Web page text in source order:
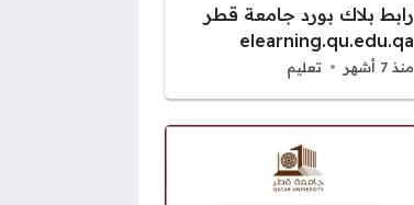
رابط بلاك بورد جامعة قطر
elearning.qu.edu.qa
منذ 7 أشهر تعليم